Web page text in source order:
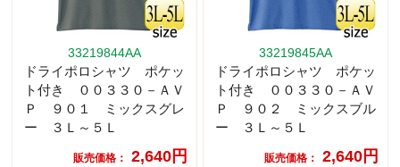
33219844AA
ドライポロシャツ ポケッ
ト付き ００３３０－ＡＶ
Ｐ ９０１ ミックスグレ
ー ３Ｌ～５Ｌ
販売価格： 2,640円
33219845AA
ドライポロシャツ ポケッ
ト付き ００３３０－ＡＶ
Ｐ ９０２ ミックスブル
ー ３Ｌ～５Ｌ
販売価格： 2,640円